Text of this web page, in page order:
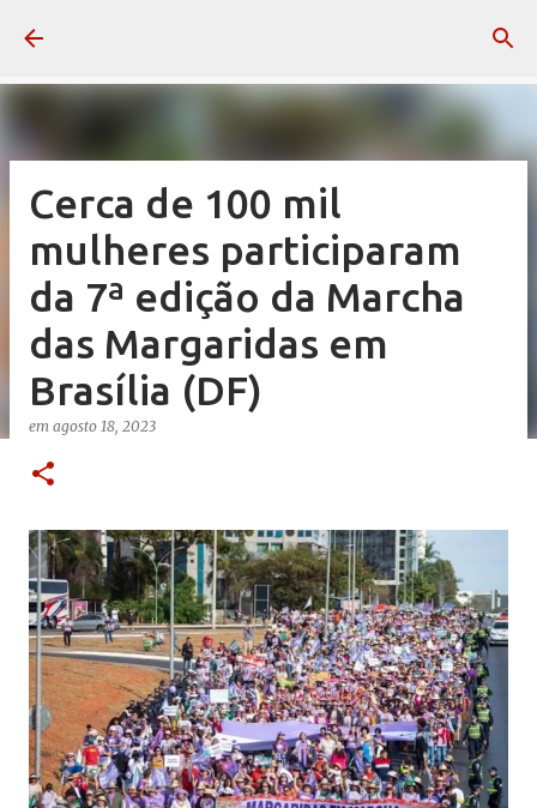
Cerca de 100 mil
mulheres participaram
da 7ª edição da Marcha
das Margaridas em
Brasília (DF)
em agosto 18, 2023